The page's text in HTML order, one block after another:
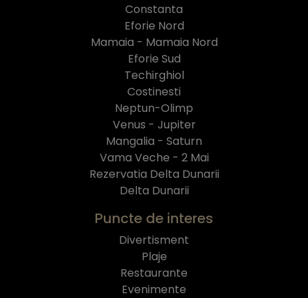
Constanta
Eforie Nord
Mamaia - Mamaia Nord
Eforie Sud
Techirghiol
Costinesti
Neptun-Olimp
Venus - Jupiter
Mangalia - Saturn
Vama Veche - 2 Mai
Rezervatia Delta Dunarii
Delta Dunarii
Puncte de interes
Divertisment
Plaje
Restaurante
Evenimente